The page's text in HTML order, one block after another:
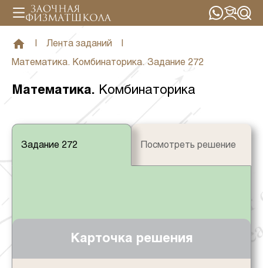
Лента заданий
Математика. Комбинаторика. Задание 272
Математика. Комбинаторика
Задание 272 Посмотреть решение
Карточка решения